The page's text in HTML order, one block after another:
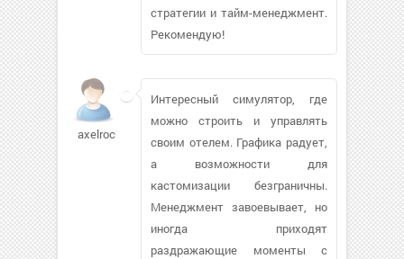
стратегии и тайм-менеджмент.
Рекомендую!
axelrock
Интересный симулятор, где
можно строить и управлять
своим отелем. Графика радует,
а возможности для
кастомизации безграничны.
Менеджмент завоевывает, но
иногда приходят
раздражающие моменты с